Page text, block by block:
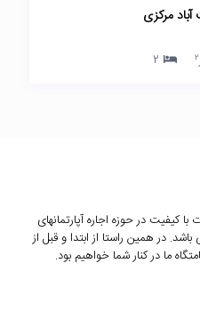
مرکزی
2
2
کیفیت در حوزه اجاره آپارتمانهای
در همین راستا از ابتدا و قبل از
ما در کنار شما خواهیم بود.